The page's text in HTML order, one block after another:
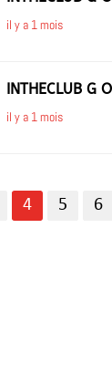
il y a 1 mois
INTHECLUB G
il y a 1 mois
4 5 6